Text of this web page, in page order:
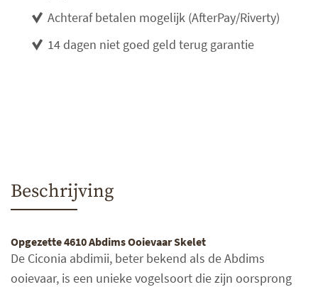
Achteraf betalen mogelijk (AfterPay/Riverty)
14 dagen niet goed geld terug garantie
Beschrijving
Opgezette 4610 Abdims Ooievaar Skelet
De Ciconia abdimii, beter bekend als de Abdims
ooievaar, is een unieke vogelsoort die zijn oorsprong